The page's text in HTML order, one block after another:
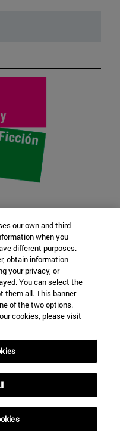
artistas
our own and third-
when you
different purposes.
obtain information
your privacy, or
You can select the
them all. This banner
of the two options.
cookies, please visit